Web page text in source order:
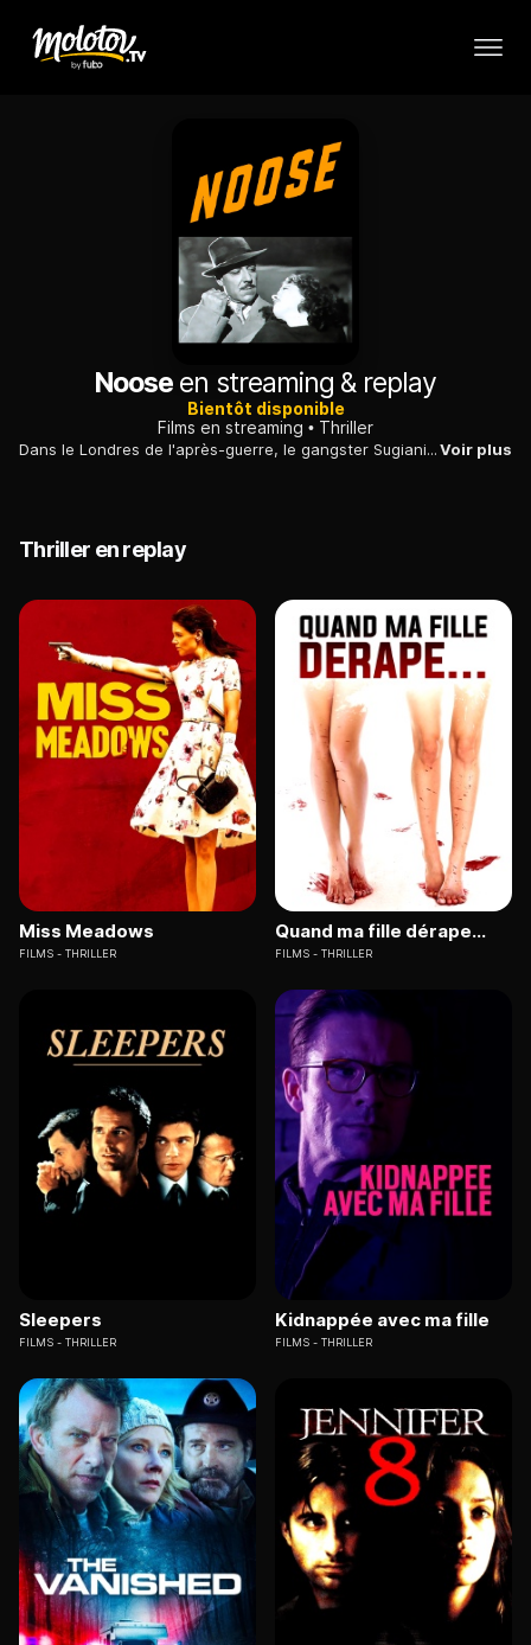
Noose en streaming & replay
Bientôt disponible
Films en streaming
Thriller
Dans le Londres de l'après-guerre, le gangster Sugiani règne sur le marché noir. Il n'hésite pas à faire exécuter ceux qui se dressent sur son chemin.Voir plus
Thriller en replay
Miss Meadows
FILMS THRILLER
Quand ma fille dérape...
FILMS THRILLER
Sleepers
FILMS THRILLER
Kidnappée avec ma fille
FILMS THRILLER